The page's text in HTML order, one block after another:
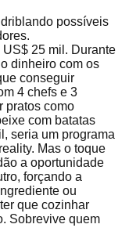
possíveis
25 mil. Durante
dinheiro com os
conseguir
4 chefs e 3
pratos como
com batatas
seria um programa
Mas o toque
a oportunidade
forçando a
ou
que cozinhar
Sobrevive quem